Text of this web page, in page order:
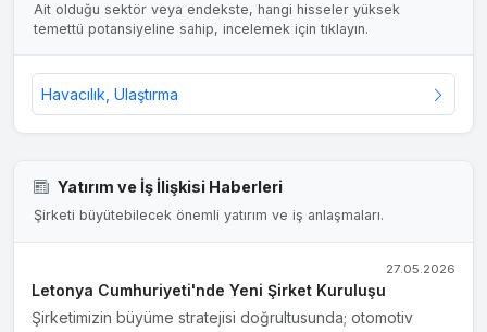
Ait olduğu sektör veya endekste, hangi hisseler yüksek
temettü potansiyeline sahip, incelemek için tıklayın.
Havacılık, Ulaştırma
Yatırım ve İş İlişkisi Haberleri
Şirketi büyütebilecek önemli yatırım ve iş anlaşmaları.
27.05.2026
Letonya Cumhuriyeti'nde Yeni Şirket Kuruluşu
Şirketimizin büyüme stratejisi doğrultusunda; otomotiv